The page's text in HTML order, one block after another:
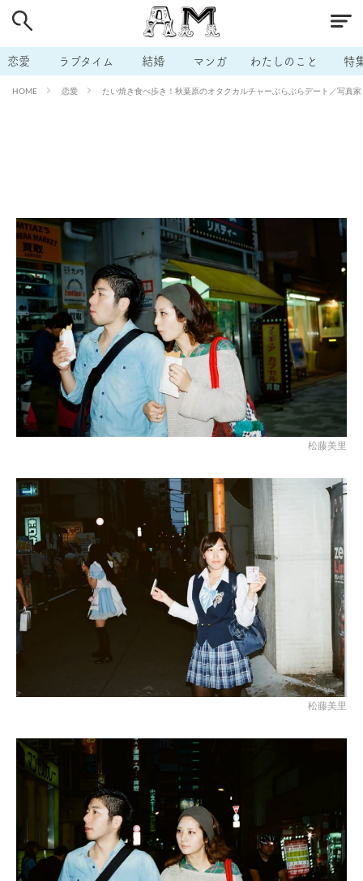
恋愛 ラブタイム 結婚 マンガ わたしのこと 特
HOME 恋愛 たい焼き食べ歩き！秋葉原のオタクカルチャーぶらぶらデート／写真
松藤美里
松藤美里
# 男の本音 # セフレ
# 不倫 # 出会う方法 # マッチングアプリ
# ラブグッズ # 体の相性 # イケない